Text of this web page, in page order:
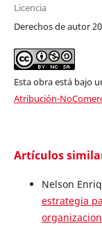
Licencia
Derechos de autor
Esta obra está bajo
Atribución-
Artículos
Nelson
estrategia